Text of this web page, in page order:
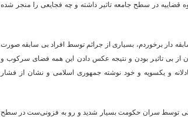
در سطح جامعه تاثیر داشته و چه فجایعی را منجر شده
در این چند روز به ۴۴۹ سارق سابقه دار برخوردم، بسیاری از جرائم توسط افراد بی سابقه صورت
نشان از بی تاثیر بودن و نتیجه عکس دادن این همه فضای سرکوب و
و یکسویه و خود نوشته جمهوری اسلامی و نشان از فشار
توسط سران حکومت بسیار شدید و رو به فزونی‌ست در سطح